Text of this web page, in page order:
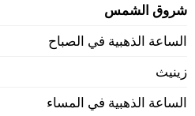
شروق الشمس
الساعة الذهبية في الصباح
زينيث
الساعة الذهبية في المساء